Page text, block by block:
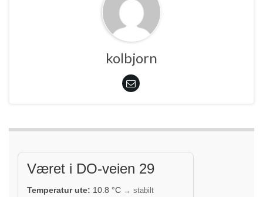
kolbjorn
Været i DO-veien 29
Temperatur ute: 10.8 °C → stabilt